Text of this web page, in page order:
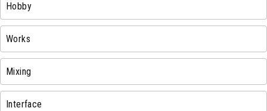
Hobby
Works
Mixing
Interface